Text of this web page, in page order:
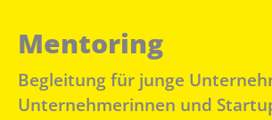
Mentoring
Begleitung für junge
Unternehmerinnen und